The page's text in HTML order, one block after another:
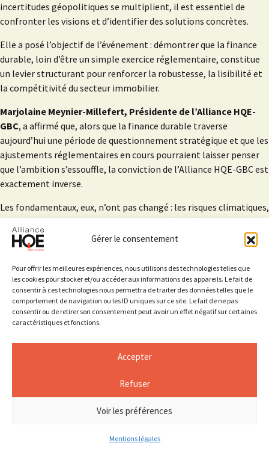
Gérer le consentement
Pour offrir les meilleures expériences, nous utilisons des technologies telles que
les cookies pour stocker et/ou accéder aux informations des appareils. Le fait de
consentir à ces technologies nous permettra de traiter des données telles que le
comportement de navigation ou les ID uniques sur ce site. Le fait de ne pas
consentir ou de retirer son consentement peut avoir un effet négatif sur certaines
caractéristiques et fonctions.
Accepter
Refuser
Voir les préférences
Mentions légales
incertitudes géopolitiques se multiplient, il est essentiel de
confronter les visions et d’identifier des solutions concrètes.
Elle a posé l’objectif de l’événement : démontrer que la finance
durable, loin d’être un simple exercice réglementaire, constitue
un levier structurant pour renforcer la robustesse, la lisibilité et
la compétitivité du secteur immobilier.
Marjolaine Meynier-Millefert, Présidente de l’Alliance HQE-
GBC, a affirmé que, alors que la finance durable traverse
aujourd’hui une période de questionnement stratégique et que les
ajustements réglementaires en cours pourraient laisser penser
que l’ambition s’essouffle, la conviction de l’Alliance HQE-GBC est
exactement inverse.
Les fondamentaux, eux, n’ont pas changé : les risques climatiques,
les tensions sur les ressources, les enjeux énergétiques et les
attentes sociétales façonnent durablement la valeur des actifs.
La durabilité n’est donc ni un luxe ni un discours moral ; elle est un
facteur de souveraineté économique, de stabilité financière et de
création de valeur à long terme.
Dans ce contexte, la confiance devient centrale — confiance dans
les méthodes, dans les données, dans la capacité à démontrer la
tierce partie indépendante jouent un rôle stratégique pour
sécuriser les décisions d’investissement et orienter le capital vers
Un cadre européen en évolution, mais une
ambition maintenue
Andrei Gurin – DG FISMA, Commission européenne